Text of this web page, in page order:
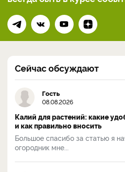
Сейчас обсуждают
Гость
08.08.2026
Калий для растений: какие
и как правильно вносить
Большое спасибо за статью я
огородник мне...